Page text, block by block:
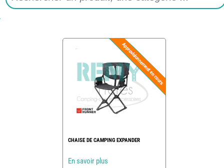
CHAISE DE CAMPING EXPANDER
En savoir plus